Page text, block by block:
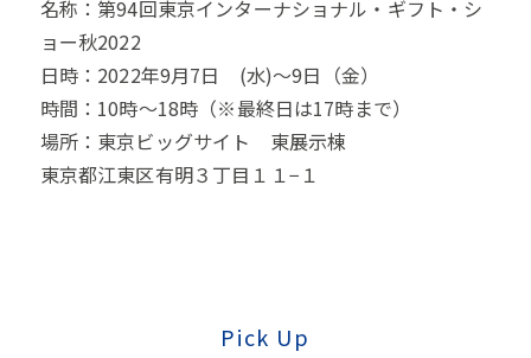
名称：第94回東京インターナショナル・ギフト・シ
ョー秋2022
日時：2022年9月7日 (水)～9日（金）
時間：10時～18時（※最終日は17時まで）
場所：東京ビッグサイト 東展示棟
東京都江東区有明３丁目１１−１
Pick Up